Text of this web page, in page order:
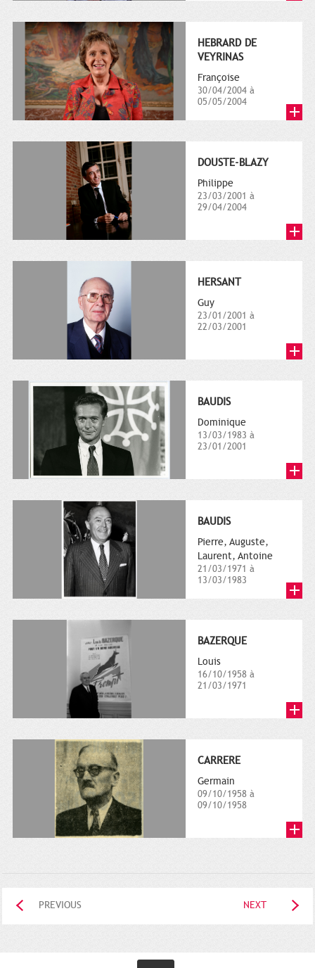
HEBRARD DE
VEYRINAS
Françoise
30/04/2004 à
05/05/2004
DOUSTE-BLAZY
Philippe
23/03/2001 à
29/04/2004
HERSANT
Guy
23/01/2001 à
22/03/2001
BAUDIS
Dominique
13/03/1983 à
23/01/2001
BAUDIS
Pierre, Auguste,
Laurent, Antoine
21/03/1971 à
13/03/1983
BAZERQUE
Louis
16/10/1958 à
21/03/1971
CARRERE
Germain
09/10/1958 à
09/10/1958
PREVIOUS NEXT